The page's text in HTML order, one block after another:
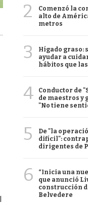
2
Comenzó la
alto de
metros
3
Hígado graso:
ayudar a
hábitos que
4
Conductor de
de maestros y
"No tiene
5
De "la
difícil":
dirigentes de
6
“Inicia una
que anunció
construcción
Belvedere